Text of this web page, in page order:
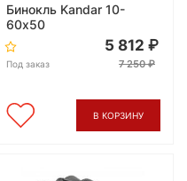
Бинокль Kandar 10-
60х50
Под заказ
5 812
7 250
В КОРЗИНУ